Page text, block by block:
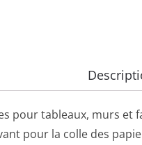
pour tableaux, murs et
pour la colle des